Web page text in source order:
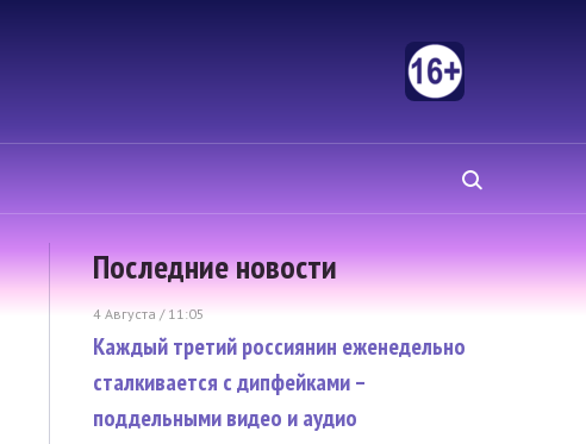
Последние новости
4 Августа / 11:05
Каждый третий россиянин еженедельно
сталкивается с дипфейками –
поддельными видео и аудио